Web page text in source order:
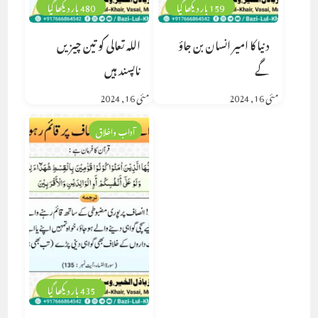
480 بار دیکھا گیا
اللہ تعالی کو تین چیزیں
ناپسند ہیں
مئی 16, 2024
159 بار دیکھا گیا
دنیا کا امیر انسان بن جاؤ
گے
مئی 16, 2024
435 بار دیکھا گیا
آداب واخلاق